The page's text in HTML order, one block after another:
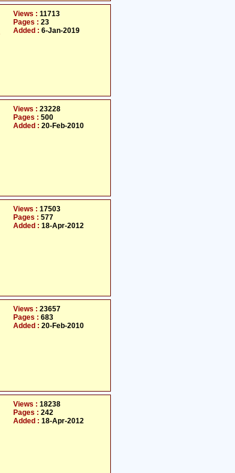
Views : 11713
Pages : 23
Added : 6-Jan-2019
Views : 23228
Pages : 500
Added : 20-Feb-2010
Views : 17503
Pages : 577
Added : 18-Apr-2012
Views : 23657
Pages : 683
Added : 20-Feb-2010
Views : 18238
Pages : 242
Added : 18-Apr-2012